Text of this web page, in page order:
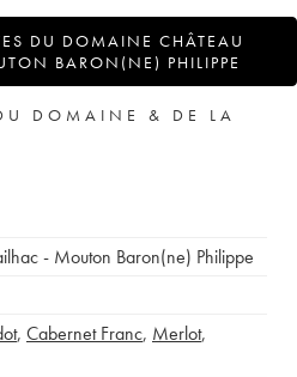
DU DOMAINE CHÂTEAU
BARON(NE) PHILIPPE
DOMAINE & DE LA
- Mouton Baron(ne) Philippe
, Cabernet Franc, Merlot,